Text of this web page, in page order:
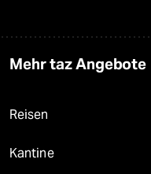
Mehr taz Angebote
Reisen
Kantine